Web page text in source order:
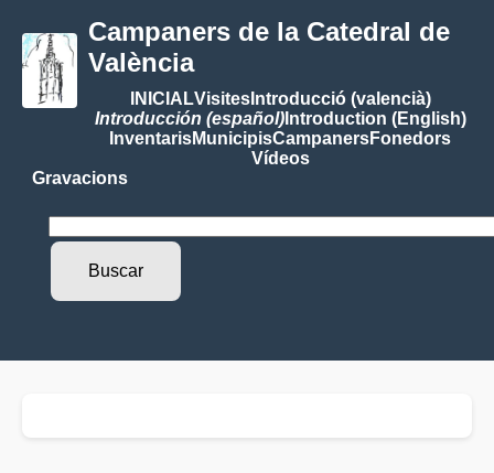
Campaners de la Catedral de
València
INICIALVisitesIntroducció (valencià)
Introducción (español)Introduction (English)
InventarisMunicipisCampanersFonedors
Vídeos
Gravacions